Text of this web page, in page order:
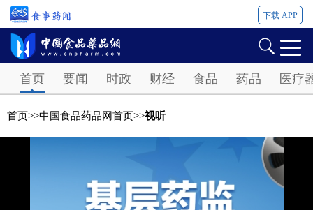
下载 APP
首页 要闻 时政 财经 食品 药品 医疗
首页>>中国食品药品网首页>>视听